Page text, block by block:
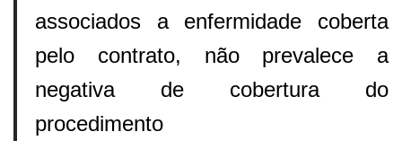
associados a enfermidade coberta
pelo contrato, não prevalece a
negativa de cobertura do
procedimento